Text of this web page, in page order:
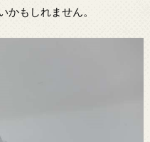
かもしれません。